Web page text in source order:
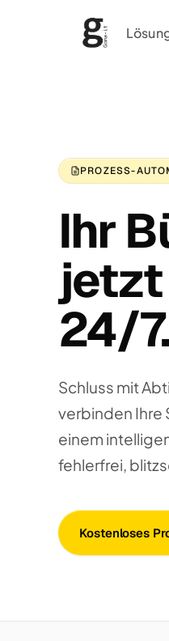
PROZESS-
Ihr
jetzt
24/7.
Schluss mit
verbinden Ihre
einem
fehlerfrei,
Kostenloses